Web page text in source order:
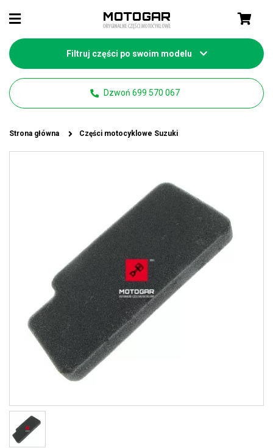
Filtruj części po swoim modelu
Dzwoń 699 570 067
Strona główna Części motocyklowe Suzuki